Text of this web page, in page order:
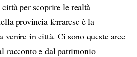
per scoprire le realtà
provincia ferrarese è la
venire in città. Ci sono queste aree
racconto e dal patrimonio